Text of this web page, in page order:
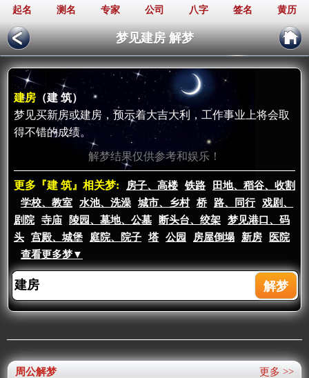
起名 测名 专家 公司 八字 签名 黄历
梦见建房 解梦
建房 （建 筑）
梦见买新房或建房，预示着大吉大利，工作事业上将会取
得不错的成绩。
解梦结果仅供参考和娱乐！
更多『建 筑』相关梦: 房子、高楼 铁路
田地、稻谷、收割
学校、教室
水池、洗澡 城市、乡村 桥 路、同行
戏剧、
剧院
寺庙 陵园、墓地、公墓 断头台、绞架
梦见港口、码
头
宫殿、城堡 庭院、院子 塔 公园 房屋倒塌 新房
医院
查看更多梦▼
更多 >>
周公解梦